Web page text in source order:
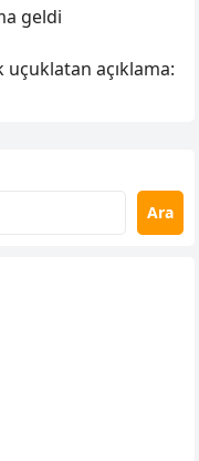
geldi
açıklama:
Ara